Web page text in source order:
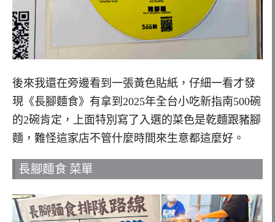
後來我還在旁邊看到一張黃色貼紙，仔細一看才發
現《長腳麵食》有拿到2025年全台小吃新指南500碗
的2碗肯定，上面特別寫了入選的菜色是乾麵跟豬腳
麵，難怪這家店不管什麼時間來生意都這麼好。
長腳麵食 菜單